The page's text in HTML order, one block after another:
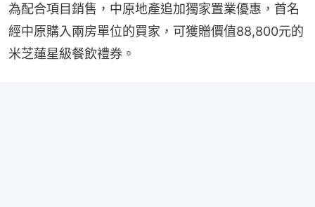
為配合項目銷售，中原地產追加獨家置業優惠，首名
經中原購入兩房單位的買家，可獲贈價值88,800元的
米芝蓮星級餐飲禮券。